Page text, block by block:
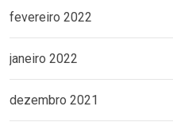
fevereiro 2022
janeiro 2022
dezembro 2021